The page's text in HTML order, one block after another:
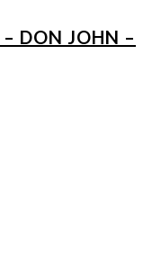
DON JOHN –